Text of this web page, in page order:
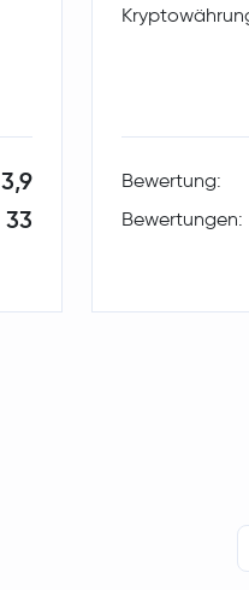
3,9
33
Bewertung:
Bewertungen: